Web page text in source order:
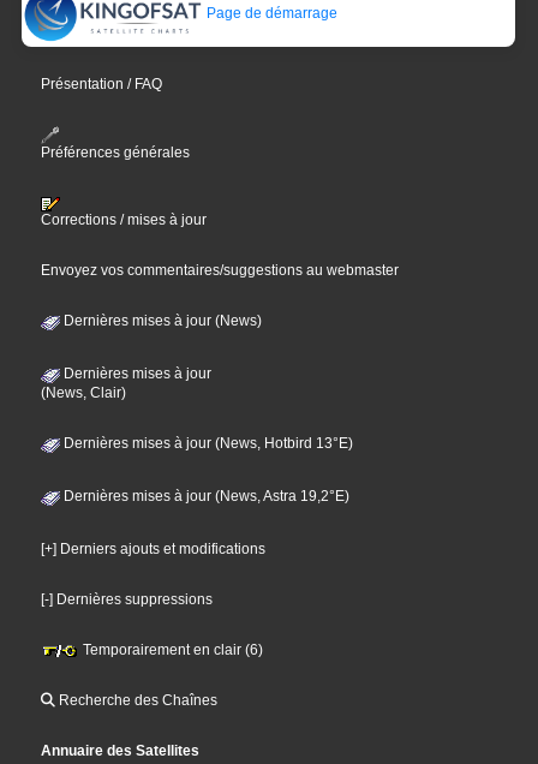
Page de démarrage
Présentation / FAQ
Préférences générales
Corrections / mises à jour
Envoyez vos commentaires/suggestions au webmaster
Dernières mises à jour (News)
Dernières mises à jour
(News, Clair)
Dernières mises à jour (News, Hotbird 13°E)
Dernières mises à jour (News, Astra 19,2°E)
[+] Derniers ajouts et modifications
[-] Dernières suppressions
Temporairement en clair (6)
Recherche des Chaînes
Annuaire des Satellites